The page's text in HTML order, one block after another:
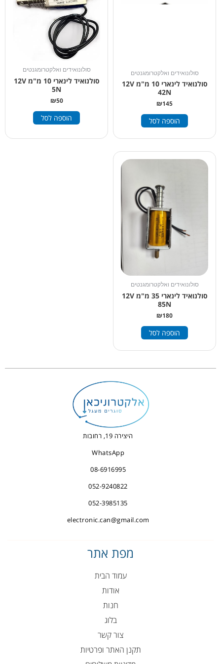
סולונואידים ואלקטרומגנטים
סולנואיד לינארי 10 מ"מ 12V
42N
₪145
הוספה לסל
סולונואידים ואלקטרומגנטים
סולנואיד לינארי 10 מ"מ 12V
5N
₪50
הוספה לסל
סולונואידים ואלקטרומגנטים
סולנואיד לינארי 35 מ"מ 12V
85N
₪180
הוספה לסל
היצירה 19, רחובות
WhatsApp
08-6916995
052-9240822
052-3985135
electronic.can@gmail.com
מפת אתר
עמוד הבית
אודות
חנות
בלוג
צור קשר
תקנן האתר ופרטיות